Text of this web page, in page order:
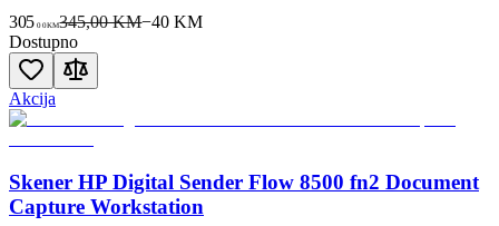
305 00KM345,00 KM−40 KM
Dostupno
Akcija
Skener HP Digital Sender Flow 8500 fn2 Document
Capture Workstation